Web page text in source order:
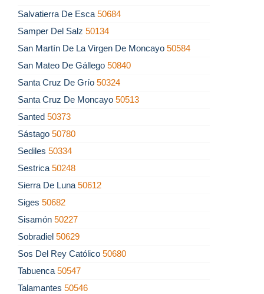
Salvatierra De Esca 50684
Samper Del Salz 50134
San Martín De La Virgen De Moncayo 50584
San Mateo De Gállego 50840
Santa Cruz De Grío 50324
Santa Cruz De Moncayo 50513
Santed 50373
Sástago 50780
Sediles 50334
Sestrica 50248
Sierra De Luna 50612
Siges 50682
Sisamón 50227
Sobradiel 50629
Sos Del Rey Católico 50680
Tabuenca 50547
Talamantes 50546